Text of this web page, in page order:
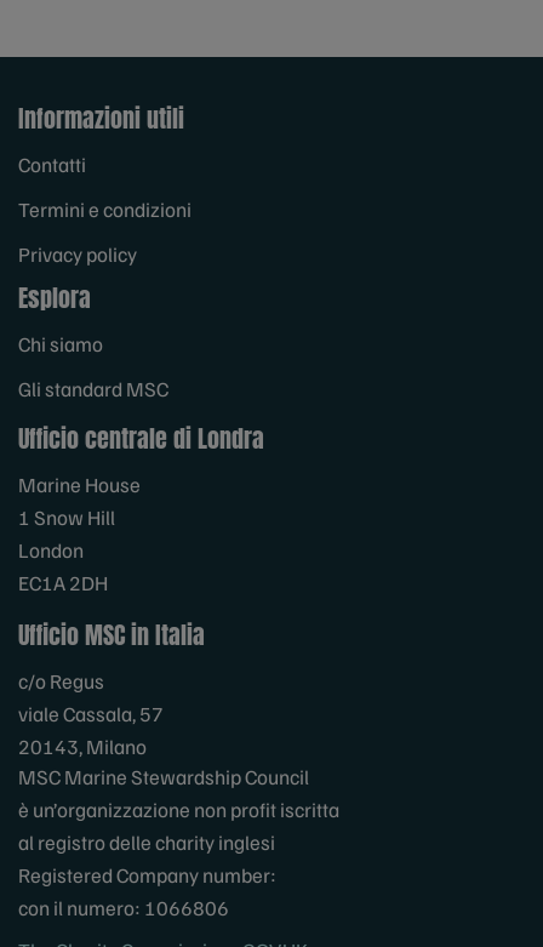
Informazioni utili
Contatti
Termini e condizioni
Privacy policy
Esplora
Chi siamo
Gli standard MSC
Ufficio centrale di Londra
Marine House
1 Snow Hill
London
EC1A 2DH
Ufficio MSC in Italia
c/o Regus
viale Cassala, 57
20143, Milano
MSC Marine Stewardship Council
è un’organizzazione non profit iscritta
al registro delle charity inglesi
Registered Company number:
con il numero: 1066806